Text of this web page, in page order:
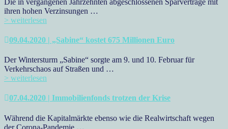
ihren hohen Verzinsungen …
> weiterlesen
09.04.2020 | „Sabine“ kostet 675 Millionen Euro
Der Wintersturm „Sabine“ sorgte am 9. und 10. Februar für
Verkehrschaos auf Straßen und …
> weiterlesen
07.04.2020 | Immobilienfonds trotzen der Krise
Während die Kapitalmärkte ebenso wie die Realwirtschaft wegen
der Corona-Pandemie …